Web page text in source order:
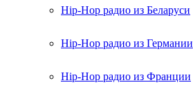
Hip-Hop радио из Беларуси
Hip-Hop радио из Германии
Hip-Hop радио из Франции